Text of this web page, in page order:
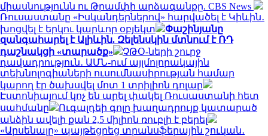
միասնությունն ու Թրամփի արձագանքը. CBS News
Ռուսաստանը «Իսկանդերներով» հարվածել է Կիևին․
խոցվել է երկու կարևոր օբյեկտ
Փաշինյանը
զանգահարել է Ալիևին. Զելենսկին մտնում է ՌԴ
դաշնակցի «տարածք»
ՉԹՕ-ների շուրջ
դավադրություն․ ԱՄՆ-ում այլմոլորակային
տեխնոլոգիաների ուսումնասիրության համար
կարող էր ծախսվել մոտ 1 տրիլիոն դոլար
Էստոնիայում կոչ են արել փակել Ռուսաստանի հետ
սահմանը
Ուգալդեի գոլը խաղադրույք կատարած
անձին ավելի քան 2,5 միլիոն ռուբլի է բերել
«Արսենալը» պայթեցրեց տրանսֆերային շուկան․